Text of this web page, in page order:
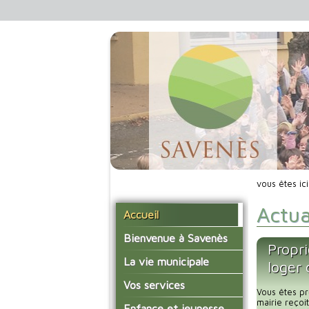
Accueil
Bienvenue à Savenès
Situer Savenès
Savenès en chiffre
L'histoire du village
La vie municipale
Vos élus
Les compte-rendus du
Vos services
La mairie
vous êtes
loger
Vous êtes
mairie